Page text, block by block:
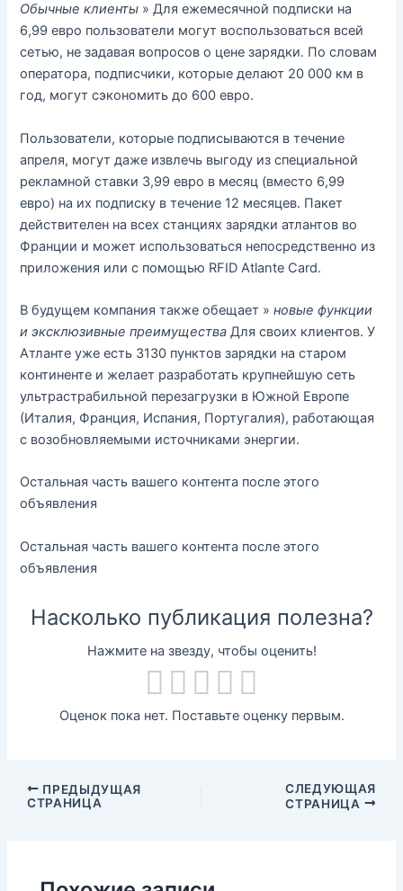
Обычные клиенты » Для ежемесячной подписки на
6,99 евро пользователи могут воспользоваться всей
сетью, не задавая вопросов о цене зарядки. По словам
оператора, подписчики, которые делают 20 000 км в
год, могут сэкономить до 600 евро.
Пользователи, которые подписываются в течение
апреля, могут даже извлечь выгоду из специальной
рекламной ставки 3,99 евро в месяц (вместо 6,99
евро) на их подписку в течение 12 месяцев. Пакет
действителен на всех станциях зарядки атлантов во
Франции и может использоваться непосредственно из
приложения или с помощью RFID Atlante Card.
В будущем компания также обещает »новые функции
и эксклюзивные преимущества Для своих клиентов. У
Атланте уже есть 3130 пунктов зарядки на старом
континенте и желает разработать крупнейшую сеть
ультрастрабильной перезагрузки в Южной Европе
(Италия, Франция, Испания, Португалия), работающая
с возобновляемыми источниками энергии.
Остальная часть вашего контента после этого
объявления
Остальная часть вашего контента после этого
объявления
Насколько публикация полезна?
Нажмите на звезду, чтобы оценить!
Оценок пока нет. Поставьте оценку первым.
ПРЕДЫДУЩАЯ
СТРАНИЦА
СЛЕДУЮЩАЯ
СТРАНИЦА